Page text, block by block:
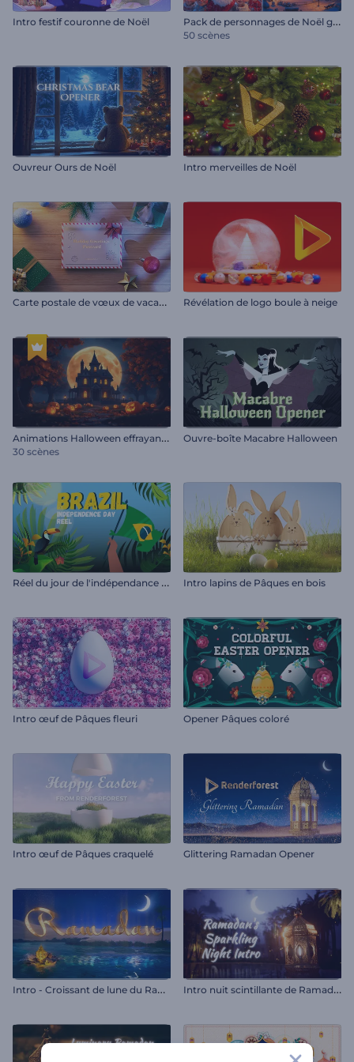
Intro festif couronne de Noël P
ack de personnages de Noël gentils
50 scènes
Ouvreur Ours de Noël Intro merveilles de Noël
C
arte postale de vœux de vacances Révélation de logo boule à neige
A
nimations Halloween effrayantes
30 scènes
Ouvre-boîte Macabre Halloween
R
éel du jour de l'indépendance du Brésil Intro lapins de Pâques en bois
Intro œuf de Pâques fleuri Opener Pâques coloré
Intro œuf de Pâques craquelé Glittering Ramadan Opener
I
ntro - Croissant de lune du Ramadan I
ntro nuit scintillante de Ramadan